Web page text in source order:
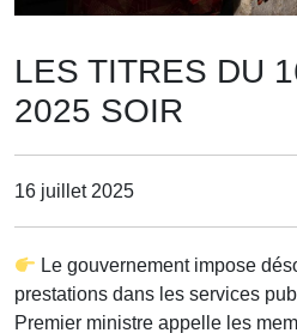
LES TITRES DU
2025 SOIR
16 juillet 2025
Le gouvernement impose
prestations dans les services
Premier ministre appelle les